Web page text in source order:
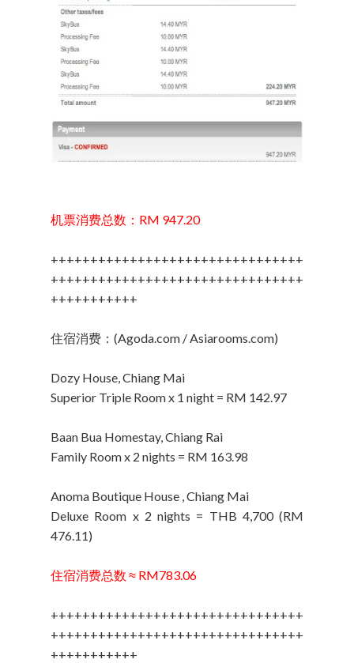
机票消费总数：RM 947.20
++++++++++++++++++++++++++++++++
++++++++++++++++++++++++++++++++
+++++++++++
住宿消费：(Agoda.com / Asiarooms.com)
Dozy House, Chiang Mai
Superior Triple Room x 1 night = RM 142.97
Baan Bua Homestay, Chiang Rai
Family Room x 2 nights = RM 163.98
Anoma Boutique House , Chiang Mai
Deluxe Room x 2 nights = THB 4,700 (RM
476.11)
住宿消费总数 ≈ RM783.06
++++++++++++++++++++++++++++++++
++++++++++++++++++++++++++++++++
+++++++++++